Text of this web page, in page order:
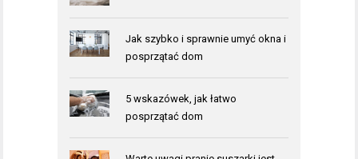
Jak szybko i sprawnie umyć okna i
posprzątać dom
5 wskazówek, jak łatwo
posprzątać dom